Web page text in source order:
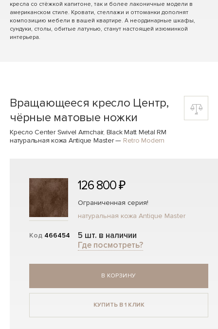
кресла со стёжкой капитоне, так и более лаконичные модели в
американском стиле. Кровати, стеллажи и оттоманки дополнят
композицию мебели в вашей квартире. А неординарные шкафы,
сундуки, столы, обитые латунью, станут настоящей изюминкой
интерьера.
Вращающееся кресло Центр,
чёрные матовые ножки
Кресло Center Swivel Armchair, Black Matt Metal RM
натуральная кожа Antique Master— Retro Modern
Код 466454
126 800 ₽
Ограниченная серия!
натуральная кожа Antique Master
5 шт. в наличии
Где посмотреть?
В КОРЗИНУ
КУПИТЬ В 1 КЛИК